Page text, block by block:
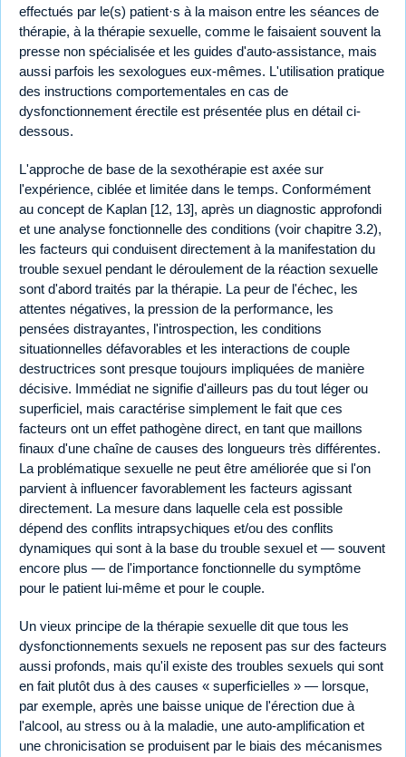
effectués par le(s) patient·s à la maison entre les séances de
thérapie, à la thérapie sexuelle, comme le faisaient souvent la
presse non spécialisée et les guides d'auto-assistance, mais
aussi parfois les sexologues eux-mêmes. L'utilisation pratique
des instructions comportementales en cas de
dysfonctionnement érectile est présentée plus en détail ci-
dessous.
L'approche de base de la sexothérapie est axée sur
l'expérience, ciblée et limitée dans le temps. Conformément
au concept de Kaplan [12, 13], après un diagnostic approfondi
et une analyse fonctionnelle des conditions (voir chapitre 3.2),
les facteurs qui conduisent directement à la manifestation du
trouble sexuel pendant le déroulement de la réaction sexuelle
sont d'abord traités par la thérapie. La peur de l'échec, les
attentes négatives, la pression de la performance, les
pensées distrayantes, l'introspection, les conditions
situationnelles défavorables et les interactions de couple
destructrices sont presque toujours impliquées de manière
décisive. Immédiat ne signifie d'ailleurs pas du tout léger ou
superficiel, mais caractérise simplement le fait que ces
facteurs ont un effet pathogène direct, en tant que maillons
finaux d'une chaîne de causes des longueurs très différentes.
La problématique sexuelle ne peut être améliorée que si l'on
parvient à influencer favorablement les facteurs agissant
directement. La mesure dans laquelle cela est possible
dépend des conflits intrapsychiques et/ou des conflits
dynamiques qui sont à la base du trouble sexuel et — souvent
encore plus — de l'importance fonctionnelle du symptôme
pour le patient lui-même et pour le couple.
Un vieux principe de la thérapie sexuelle dit que tous les
dysfonctionnements sexuels ne reposent pas sur des facteurs
aussi profonds, mais qu'il existe des troubles sexuels qui sont
en fait plutôt dus à des causes « superficielles » — lorsque,
par exemple, après une baisse unique de l'érection due à
l'alcool, au stress ou à la maladie, une auto-amplification et
une chronicisation se produisent par le biais des mécanismes